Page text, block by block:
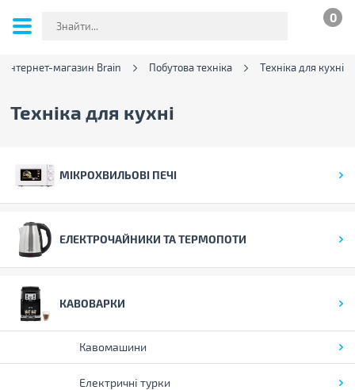
0
Інтернет-магазин Brain Побутова техніка Техніка для кухні
Техніка для кухні
МІКРОХВИЛЬОВІ ПЕЧІ
ЕЛЕКТРОЧАЙНИКИ ТА ТЕРМОПОТИ
КАВОВАРКИ
Кавомашини
Електричні турки